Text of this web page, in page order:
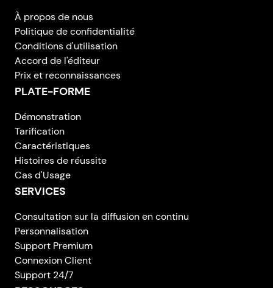
À propos de nous
Politique de confidentialité
Conditions d'utilisation
Accord de l'éditeur
Prix et reconnaissances
PLATE-FORME
Démonstration
Tarification
Caractéristiques
Histoires de réussite
Cas d'Usage
SERVICES
Consultation sur la diffusion en continu
Personnalisation
Support Premium
Connexion Client
Support 24/7